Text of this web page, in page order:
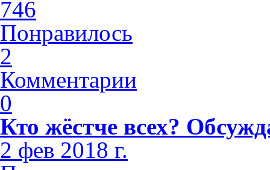
746
Понравилось
2
Комментарии
0
Кто жёстче всех?
2 фев 2018 г.